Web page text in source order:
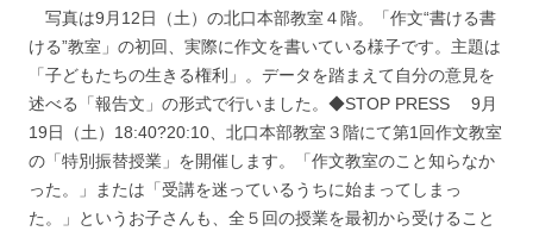
写真は9月12日（土）の北口本部教室４階。「作文“書ける書
ける”教室」の初回、実際に作文を書いている様子です。主題は
「子どもたちの生きる権利」。データを踏まえて自分の意見を
述べる「報告文」の形式で行いました。◆STOP PRESS 9月
19日（土）18:40?20:10、北口本部教室３階にて第1回作文教室
の「特別振替授業」を開催します。「作文教室のこと知らなか
った。」または「受講を迷っているうちに始まってしまっ
た。」というお子さんも、全５回の授業を最初から受けること